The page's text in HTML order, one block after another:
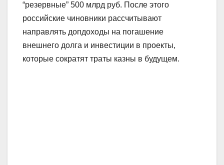
“резервные” 500 млрд руб. После этого
российские чиновники рассчитывают
направлять допдоходы на погашение
внешнего долга и инвестиции в проекты,
которые сократят траты казны в будущем.